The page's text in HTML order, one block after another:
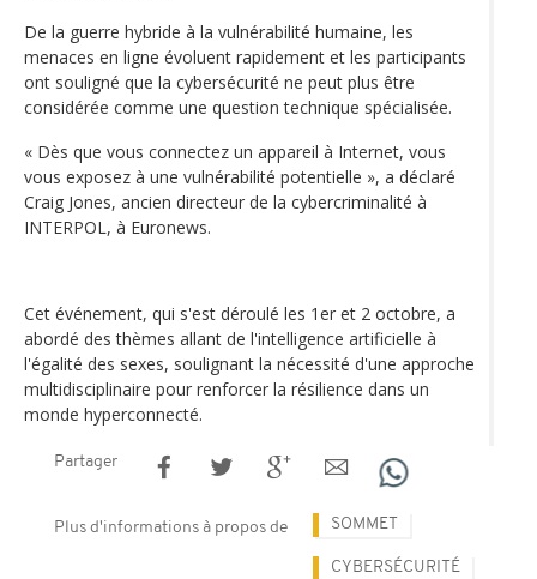
De la guerre hybride à la vulnérabilité humaine, les
menaces en ligne évoluent rapidement et les participants
ont souligné que la cybersécurité ne peut plus être
considérée comme une question technique spécialisée.
« Dès que vous connectez un appareil à Internet, vous
vous exposez à une vulnérabilité potentielle », a déclaré
Craig Jones, ancien directeur de la cybercriminalité à
INTERPOL, à Euronews.
Cet événement, qui s'est déroulé les 1er et 2 octobre, a
abordé des thèmes allant de l'intelligence artificielle à
l'égalité des sexes, soulignant la nécessité d'une approche
multidisciplinaire pour renforcer la résilience dans un
monde hyperconnecté.
Partager
Plus d'informations à propos de SOMMET
CYBERSÉCURITÉ